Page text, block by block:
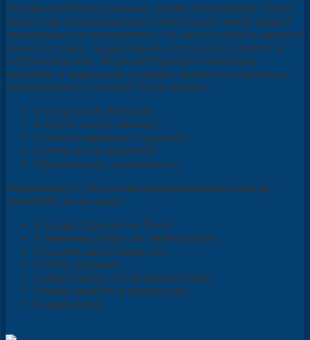
Из цветной бумаги делают цветик-семицветик. Число
лепестков в таком цветке соответствует числу людей
находящихся на корпоративе. На чистой стороне каждого
лепестка пишут предсказание, которое исполнится в
следующем году. Ведущий подходит к каждому
человеку и предлагает оторвать лепесток и прочитать
предсказание. Они могут быть такими:
Я стану очень богатым
Я куплю новую машину
Я получу прибавку к зарплате
Я стану очень красивой
Меня повысят в должности
Вперемешку с обычными предсказаниями можно
поместить и смешные:
Я поеду отдыхать на Гаити
Я переведу старушку через дорогу
Я сделаю депиляцию ног
Я стану моржом
Я уберу мусор после корпоратива
Я рожу двойню в новом году
Я найду клад